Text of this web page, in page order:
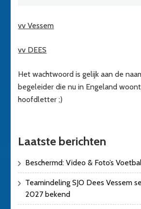
vv Vessem
vv DEES
Het wachtwoord is gelijk aan de
begeleider die nu in Engeland
hoofdletter ;)
Laatste berichten
Beschermd: Video & Foto’s
Teamindeling SJO Dees Vessem
2027 bekend